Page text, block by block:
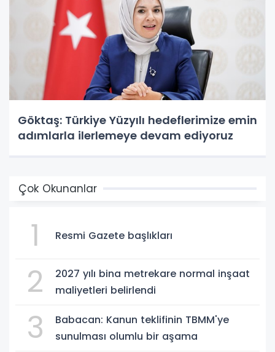
Göktaş: Türkiye Yüzyılı hedeflerimize emin
adımlarla ilerlemeye devam ediyoruz
Çok Okunanlar
1 Resmi Gazete başlıkları
2
2027 yılı bina metrekare normal inşaat
maliyetleri belirlendi
3
Babacan: Kanun teklifinin TBMM'ye
sunulması olumlu bir aşama